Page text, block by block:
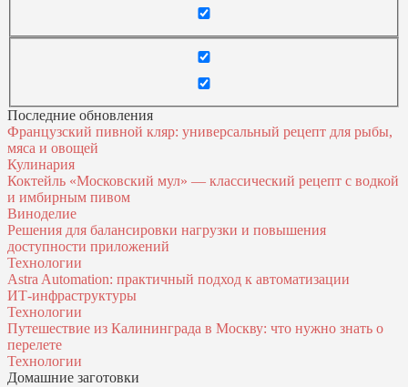
Последние обновления
Французский пивной кляр: универсальный рецепт для рыбы,
мяса и овощей
Кулинария
Коктейль «Московский мул» — классический рецепт с водкой
и имбирным пивом
Виноделие
Решения для балансировки нагрузки и повышения
доступности приложений
Технологии
Astra Automation: практичный подход к автоматизации
ИТ‑инфраструктуры
Технологии
Путешествие из Калининграда в Москву: что нужно знать о
перелете
Технологии
Домашние заготовки